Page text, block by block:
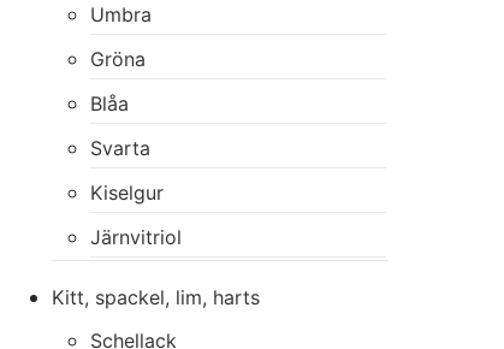
Umbra
Gröna
Blåa
Svarta
Kiselgur
Järnvitriol
Kitt, spackel, lim, harts
Schellack